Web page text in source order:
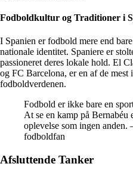
Fodboldkultur og Traditioner i
I Spanien er fodbold mere end
nationale identitet. Spaniere er
passioneret deres lokale hold. El
og FC Barcelona, er en af de
fodboldverdenen.
Fodbold er ikke bare en
At se en kamp på Bernabéu
oplevelse som ingen anden.
fodboldfan
Afsluttende Tanker